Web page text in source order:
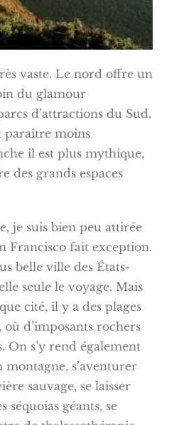
vaste. Le nord offre un
du glamour
d’attractions du Sud.
paraître moins
il est plus mythique,
des grands espaces
je suis bien peu attirée
Francisco fait exception.
belle ville des États-
seule le voyage. Mais
cité, il y a des plages
où d’imposants rochers
On s’y rend également
s’aventurer
sauvage, se laisser
séquoias géants, se